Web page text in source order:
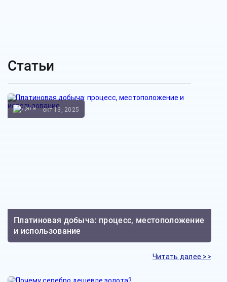
Статьи
Платиновая добыча: процесс, местоположение
и использование
окт 13, 2025
Читать далее >>